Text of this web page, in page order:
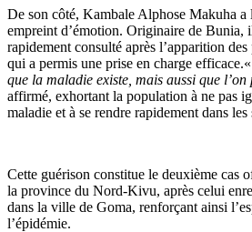
De son côté, Kambale Alphose Makuha a
empreint d’émotion. Originaire de Bunia,
rapidement consulté après l’apparition
qui a permis une prise en charge efficace.«
que la maladie existe, mais aussi que
affirmé, exhortant la population à ne pas
maladie et à se rendre rapidement dans les
Cette guérison constitue le deuxième cas
la province du Nord-Kivu, après celui
dans la ville de Goma, renforçant ainsi
l’épidémie.